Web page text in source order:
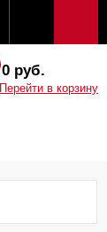
0 руб.
Перейти в корзину